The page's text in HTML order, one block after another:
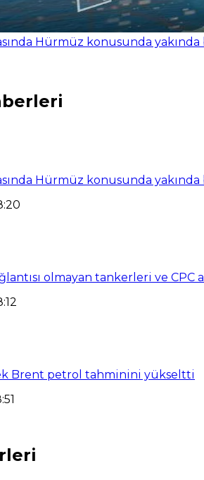
Cook'u görevden almak için
Hürmüz konusunda
olmayan tankerleri ve CPC
Brent petrol tahminini yükseltti